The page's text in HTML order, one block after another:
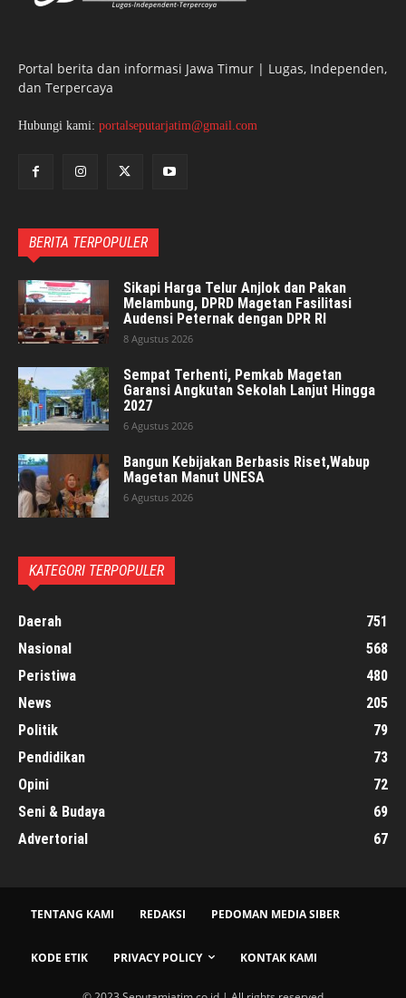
Portal berita dan informasi Jawa Timur | Lugas, Independen,
dan Terpercaya
Hubungi kami: portalseputarjatim@gmail.com
BERITA TERPOPULER
Sikapi Harga Telur Anjlok dan Pakan
Melambung, DPRD Magetan Fasilitasi
Audensi Peternak dengan DPR RI
8 Agustus 2026
Sempat Terhenti, Pemkab Magetan
Garansi Angkutan Sekolah Lanjut Hingga
2027
6 Agustus 2026
Bangun Kebijakan Berbasis Riset,Wabup
Magetan Manut UNESA
6 Agustus 2026
KATEGORI TERPOPULER
Daerah
751
Nasional
568
Peristiwa
480
News
205
Politik
79
Pendidikan
73
Opini
72
Seni & Budaya
69
Advertorial
67
TENTANG KAMI REDAKSI PEDOMAN MEDIA SIBER
KODE ETIK PRIVACY POLICY KONTAK KAMI